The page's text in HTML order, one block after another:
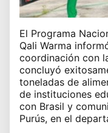
El Programa
Qali Warma
coordinación con
concluyó
toneladas de
de instituciones
con Brasil y
Purús, en el